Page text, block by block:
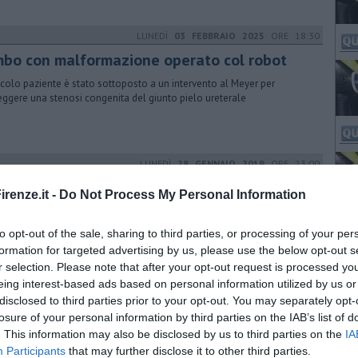
- Do Not Process My Personal Information
opt-out of the sale, sharing to third parties, or processing of your
for targeted advertising by us, please use the below opt-out
selection. Please note that after your opt-out request is processed
interest-based ads based on personal information utilized by us
to third parties prior to your opt-out. You may separately
of your personal information by third parties on the IAB’s list of
This information may also be disclosed by us to third parties on the
Participants that may further disclose it to other third parties.
LUNEDÌ 03 FEBBRAIO 2025 ORE 18:30
con malformazione operato col robot
paziente è stato sottoposto a un intervento al Meyer per
una stenosi congenita del giunto pielo ureterale
LUNEDÌ28 GENNAIO 2019ORE 23:00
online: previsto per il 2019 il lancio di
in realtà virtuale
virtuale sempre più simile a quella off-line
GIOVEDÌ 26 SETTEMBRE 2019ORE 11:37
strategici per la tutela dei monumenti
della Prefettura di Firenze con i Vigili del Fuoco è stato
al Salone Internazionale del Restauro dei Musei a Ferrara